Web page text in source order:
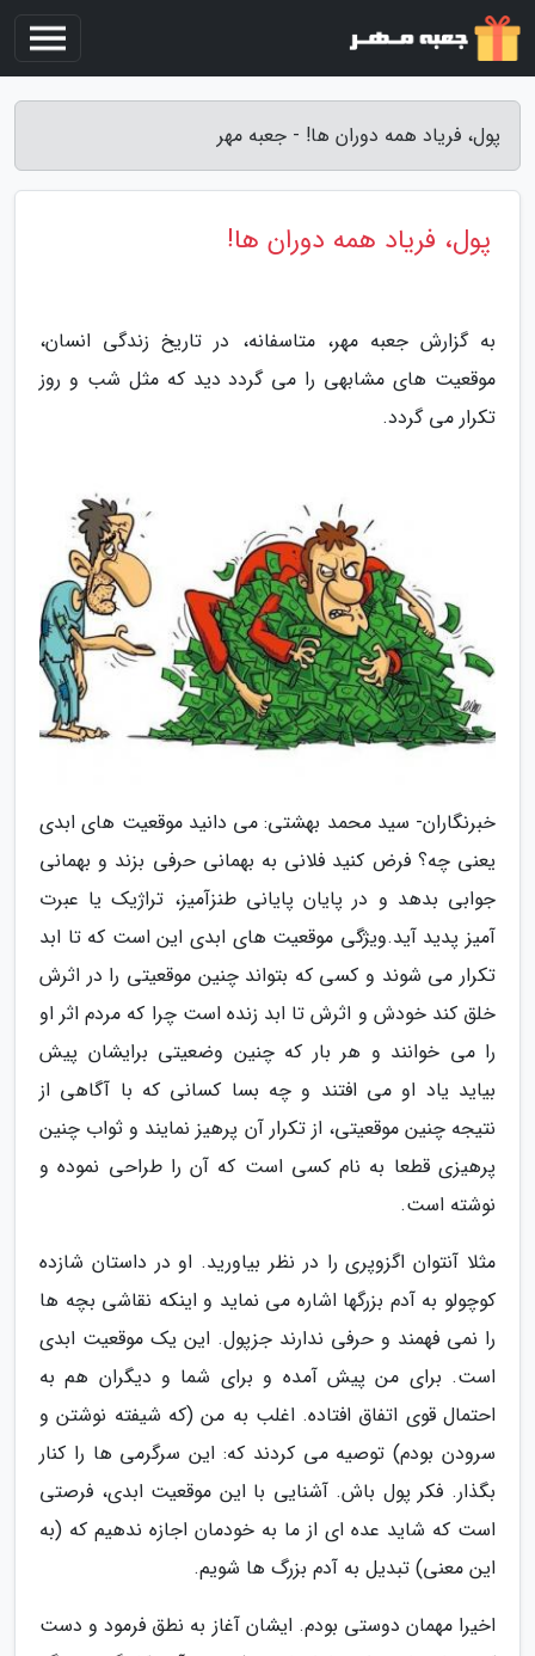
پول، فریاد همه دوران ها! - جعبه مهر
پول، فریاد همه دوران ها!
به گزارش جعبه مهر، متاسفانه، در تاریخ زندگی انسان،
موقعیت های مشابهی را می گردد دید که مثل شب و روز
تکرار می گردد.
خبرنگاران- سید محمد بهشتی: می دانید موقعیت های ابدی
یعنی چه؟ فرض کنید فلانی به بهمانی حرفی بزند و بهمانی
جوابی بدهد و در پایان پایانی طنزآمیز، تراژیک یا عبرت
آمیز پدید آید.ویژگی موقعیت های ابدی این است که تا ابد
تکرار می شوند و کسی که بتواند چنین موقعیتی را در اثرش
خلق کند خودش و اثرش تا ابد زنده است چرا که مردم اثر او
را می خوانند و هر بار که چنین وضعیتی برایشان پیش
بیاید یاد او می افتند و چه بسا کسانی که با آگاهی از
نتیجه چنین موقعیتی، از تکرار آن پرهیز نمایند و ثواب چنین
پرهیزی قطعا به نام کسی است که آن را طراحی نموده و
نوشته است.
مثلا آنتوان اگزوپری را در نظر بیاورید. او در داستان شازده
کوچولو به آدم بزرگها اشاره می نماید و اینکه نقاشی بچه ها
را نمی فهمند و حرفی ندارند جزپول. این یک موقعیت ابدی
است. برای من پیش آمده و برای شما و دیگران هم به
احتمال قوی اتفاق افتاده. اغلب به من (که شیفته نوشتن و
سرودن بودم) توصیه می کردند که: این سرگرمی ها را کنار
بگذار. فکر پول باش. آشنایی با این موقعیت ابدی، فرصتی
است که شاید عده ای از ما به خودمان اجازه ندهیم که (به
این معنی) تبدیل به آدم بزرگ ها شویم.
اخیرا مهمان دوستی بودم. ایشان آغاز به نطق فرمود و دست